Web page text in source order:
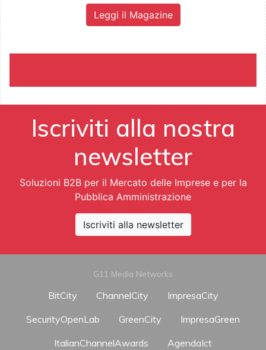
Leggi il Magazine
Iscriviti alla nostra
newsletter
Soluzioni B2B per il Mercato delle Imprese e per la
Pubblica Amministrazione
Iscriviti alla newsletter
G11 Media Networks
BitCity ChannelCity
ImpresaCity
SecurityOpenLab
GreenCity
ImpresaGreen
ItalianChannelAwards
AgendaIct